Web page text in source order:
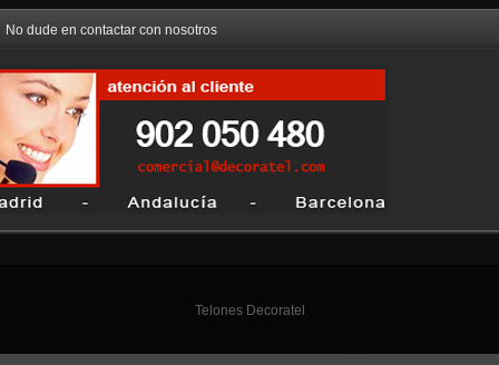
No dude en contactar con nosotros
Telones Decoratel